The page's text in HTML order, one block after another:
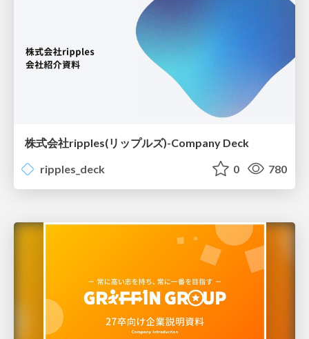
株式会社ripples(リップルズ)-Company Deck
ripples_deck
0 780